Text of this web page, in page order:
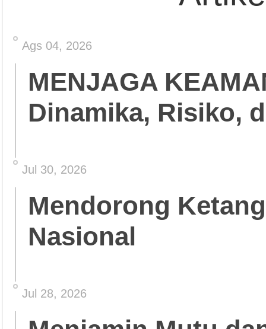
Ags 04, 2026
MENJAGA
Dinamika, Risiko,
Jul 30, 2026
Mendorong
Nasional
Jul 28, 2026